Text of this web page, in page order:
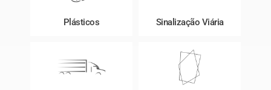
Plásticos Sinalização Viária